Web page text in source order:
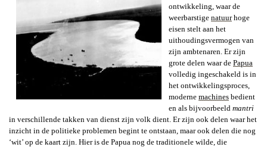
ontwikkeling, waar de
weerbarstige natuurhoge
eisen stelt aan het
uithoudingsvermogen van
zijn ambtenaren. Er zijn
grote delen waar de Papua
volledig ingeschakeld is in
het ontwikkelingsproces,
moderne machines bedient
en als bijvoorbeeld mantri
in verschillende takken van dienst zijn volk dient. Er zijn ook delen waar het
inzicht in de politieke problemen begint te ontstaan, maar ook delen die nog
‘wit’ op de kaart zijn. Hier is de Papua nog de traditionele wilde, die